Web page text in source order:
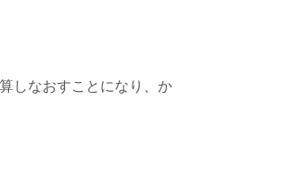
しなおすことになり、か